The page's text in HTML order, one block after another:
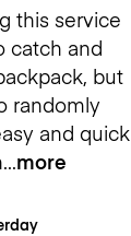
this service
catch and
but
randomly
and quick
more